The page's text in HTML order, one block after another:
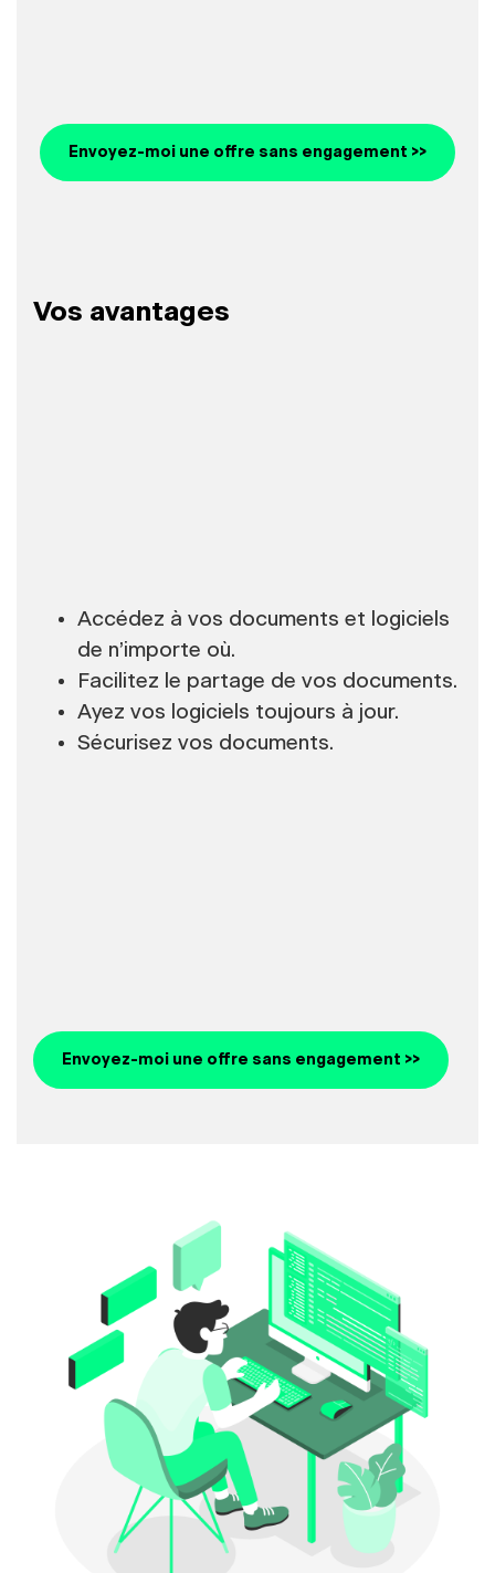
Envoyez-moi une offre sans engagement >>
Vos avantages
Accédez à vos documents et logiciels
de n’importe où.
Facilitez le partage de vos documents.
Ayez vos logiciels toujours à jour.
Sécurisez vos documents.
Envoyez-moi une offre sans engagement >>